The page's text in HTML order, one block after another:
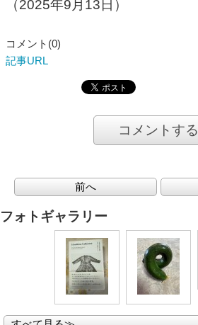
（2025年9月13日）
コメント(0)
記事URL
コメントする
前へ
フォトギャラリー